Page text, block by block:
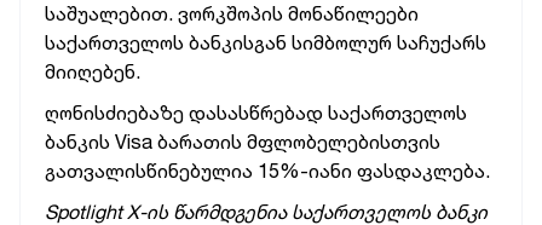
საშუალებით. ვორკშოპის მონაწილეები
საქართველოს ბანკისგან სიმბოლურ საჩუქარს
მიიღებენ.
ღონისძიებაზე დასასწრებად საქართველოს
ბანკის Visa ბარათის მფლობელებისთვის
გათვალისწინებულია 15%-იანი ფასდაკლება.
Spotlight X-ის წარმდგენია საქართველოს ბანკი